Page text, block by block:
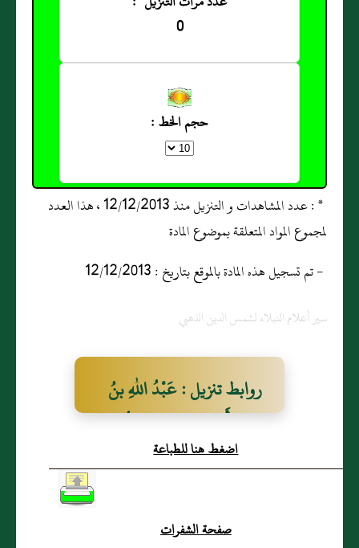
0
حجم الخط :
* : عدد المشاهدات و التنزيل منذ 12/12/2013 ، هذا العدد
لمجموع المواد المتعلقة بموضوع المادة
- تم تسجيل هذه المادة بالموقع بتاريخ : 12/12/2013
سير أعلام النبلاء لشمس الدين الذهبي
روابط تنزيل : عَبْدُ اللهِ بنُ
رَجَاءَ أَبُو عِمْرَانَ البَصْرِيُّ (م،
د، س، ق)
اضغط هنا للطباعة
صفحة الشفرات